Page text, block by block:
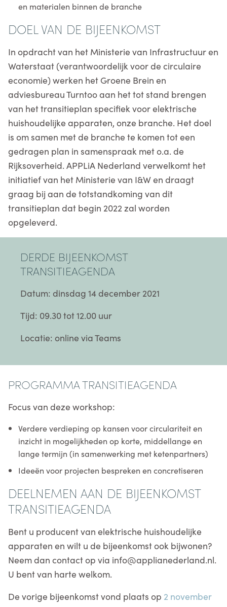
en materialen binnen de branche
DOEL VAN DE BIJEENKOMST
In opdracht van het Ministerie van Infrastructuur en
Waterstaat (verantwoordelijk voor de circulaire
economie) werken het Groene Brein en
adviesbureau Turntoo aan het tot stand brengen
van het transitieplan specifiek voor elektrische
huishoudelijke apparaten, onze branche. Het doel
is om samen met de branche te komen tot een
gedragen plan in samenspraak met o.a. de
Rijksoverheid. APPLiA Nederland verwelkomt het
initiatief van het Ministerie van I&W en draagt
graag bij aan de totstandkoming van dit
transitieplan dat begin 2022 zal worden
opgeleverd.
DERDE BIJEENKOMST
TRANSITIEAGENDA
Datum: dinsdag 14 december 2021
Tijd: 09.30 tot 12.00 uur
Locatie: online via Teams
PROGRAMMA TRANSITIEAGENDA
Focus van deze workshop:
Verdere verdieping op kansen voor circulariteit en
inzicht in mogelijkheden op korte, middellange en
lange termijn (in samenwerking met ketenpartners)
Ideeën voor projecten bespreken en concretiseren
DEELNEMEN AAN DE BIJEENKOMST
TRANSITIEAGENDA
Bent u producent van elektrische huishoudelijke
apparaten en wilt u de bijeenkomst ook bijwonen?
Neem dan contact op via info@applianederland.nl.
U bent van harte welkom.
De vorige bijeenkomst vond plaats op 2 november